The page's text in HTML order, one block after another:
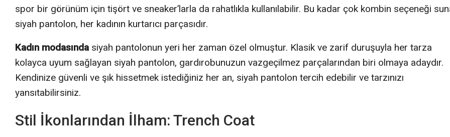
spor bir görünüm için tişört ve sneaker’larla da rahatlıkla kullanılabilir. Bu kadar çok kombin seçeneği
siyah pantolon, her kadının kurtarıcı parçasıdır.
Kadın modasındasiyah pantolonun yeri her zaman özel olmuştur. Klasik ve zarif duruşuyla her tarza
kolayca uyum sağlayan siyah pantolon, gardırobunuzun vazgeçilmez parçalarından biri olmaya adaydır.
Kendinize güvenli ve şık hissetmek istediğiniz her an, siyah pantolon tercih edebilir ve tarzınızı
yansıtabilirsiniz.
Stil İkonlarından İlham: Trench Coat